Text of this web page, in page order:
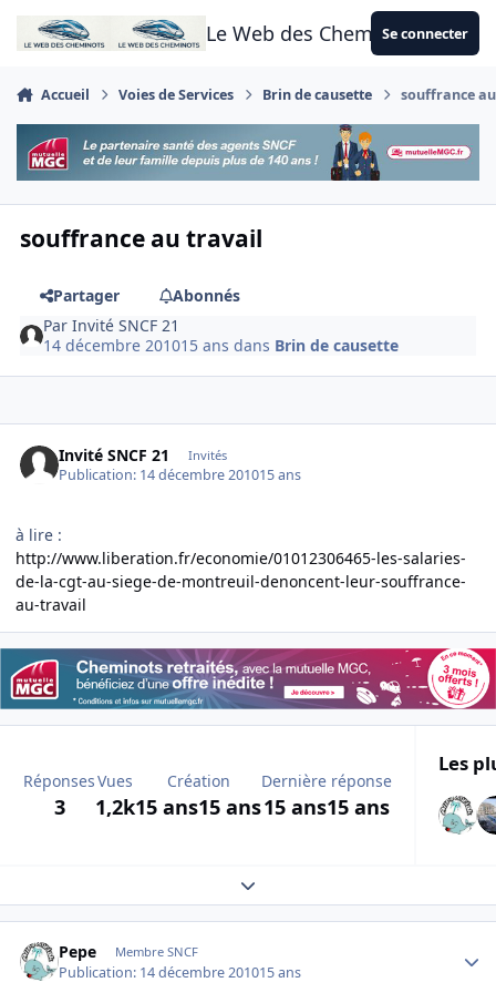
Aller au contenu
Le Web des CheminotsSe connecter
Accueil Voies de Services Brin de causette souffrance
souffrance au travail
Partager
Abonnés
ParInvité SNCF 21
14 décembre 201015 ans dans Brin de causette
Invité SNCF 21 Invités
Publication: 14 décembre 201015 ans
à lire :
http://www.liberation.fr/economie/01012306465-les-salaries-
de-la-cgt-au-siege-de-montreuil-denoncent-leur-souffrance-
au-travail
Réponses
3
Vues
1,2k
Création
15 ans15 ans
Dernière réponse
15 ans15 ans
Les
Expand topic overview
Pepe Membre SNCF
Publication: 14 décembre 201015 ans